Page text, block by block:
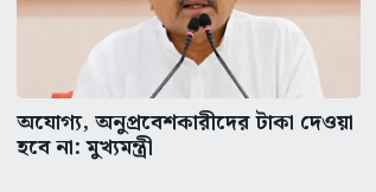
অযোগ্য, অনুপ্রবেশকারীদের টাকা দেওয়া
হবে না: মুখ্যমন্ত্রী